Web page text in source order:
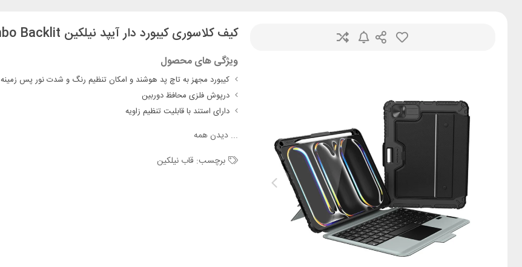
کیف کلاسوری کیبورد دار آیپد نیلکین iPad Pro 11 2024 Nillkin Bumper Combo Backlit
ویژگی های محصول
کیبورد مجهز به تاچ پد هوشند و امکان تنظیم رنگ و شدت نور پس زمینه
درپوش فلزی محافظ دوربین
دارای استند با قابلیت تنظیم زاویه
...دیدن همه
برچسب: قاب نیلکین